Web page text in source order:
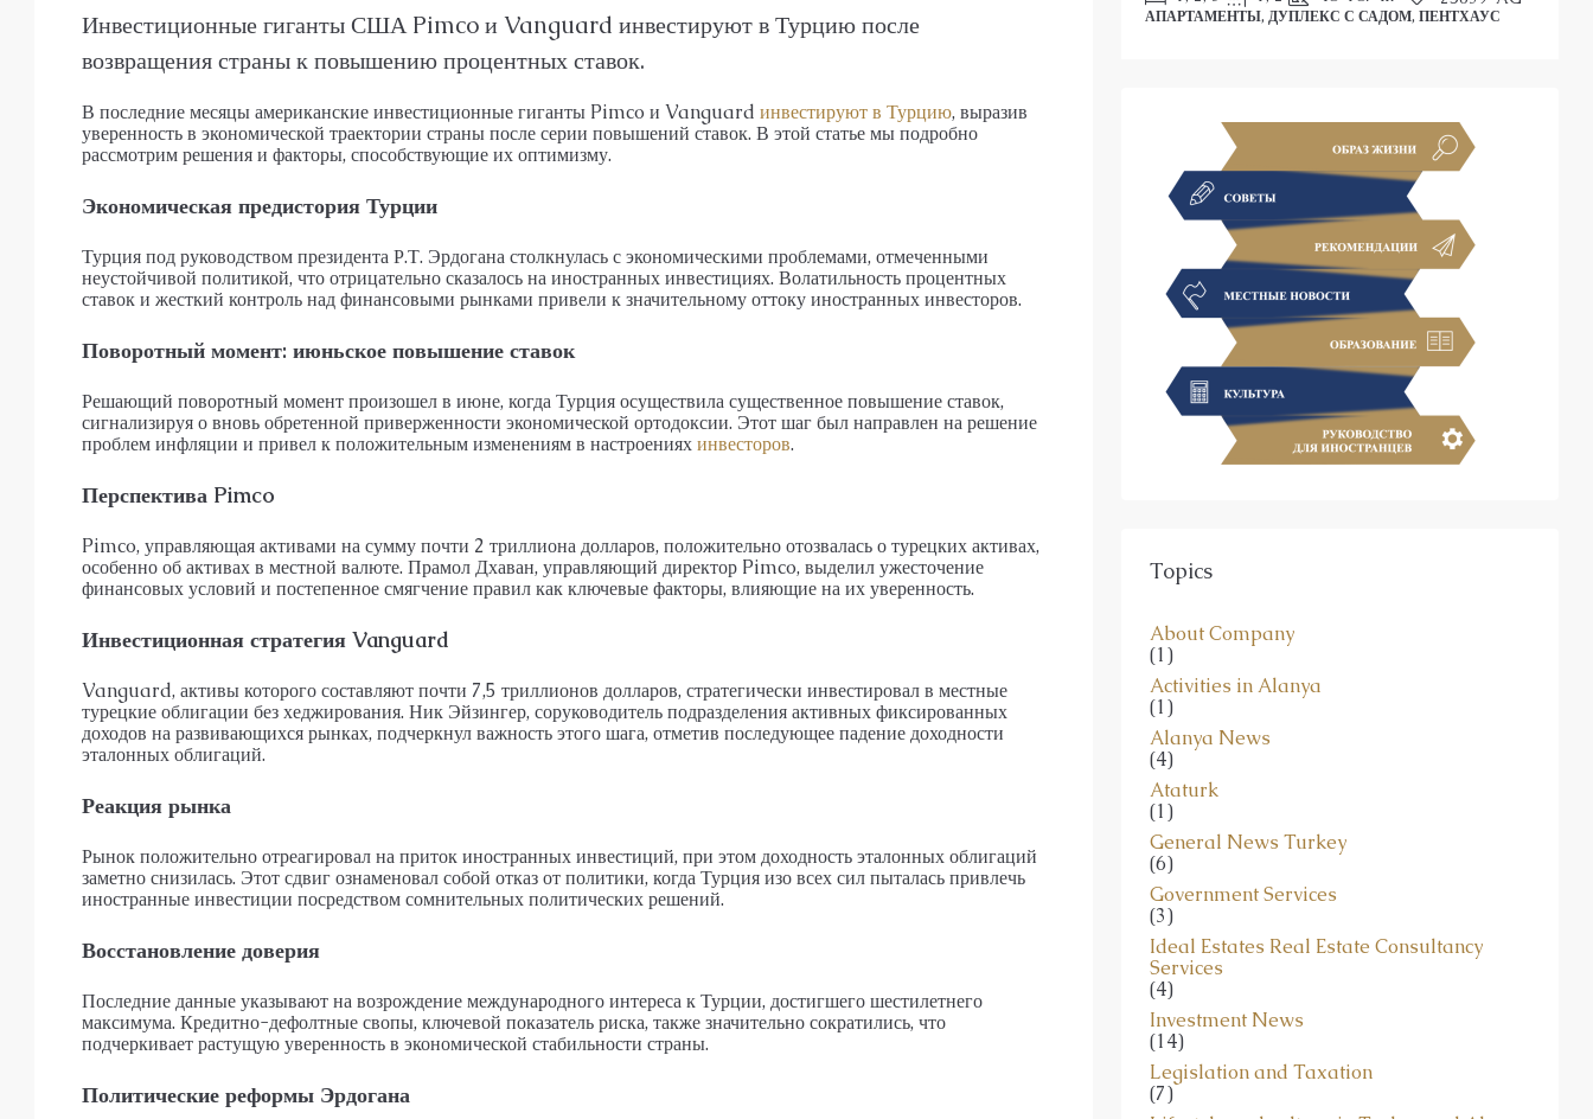
Инвестиционные гиганты США Pimco и Vanguard инвестируют в Турцию после
возвращения страны к повышению процентных ставок.
В последние месяцы американские инвестиционные гиганты Pimco и Vanguard инвестируют в Турцию, выразив
уверенность в экономической траектории страны после серии повышений ставок. В этой статье мы подробно
рассмотрим решения и факторы, способствующие их оптимизму.
Экономическая предистория Турции
Турция под руководством президента Р.Т. Эрдогана столкнулась с экономическими проблемами, отмеченными
неустойчивой политикой, что отрицательно сказалось на иностранных инвестициях. Волатильность процентных
ставок и жесткий контроль над финансовыми рынками привели к значительному оттоку иностранных инвесторов.
Поворотный момент: июньское повышение ставок
Решающий поворотный момент произошел в июне, когда Турция осуществила существенное повышение ставок,
сигнализируя о вновь обретенной приверженности экономической ортодоксии. Этот шаг был направлен на решение
проблем инфляции и привел к положительным изменениям в настроенияхинвесторов.
Перспектива Pimco
Pimco, управляющая активами на сумму почти 2 триллиона долларов, положительно отозвалась о турецких активах,
особенно об активах в местной валюте. Прамол Дхаван, управляющий директор Pimco, выделил ужесточение
финансовых условий и постепенное смягчение правил как ключевые факторы, влияющие на их уверенность.
Инвестиционная стратегия Vanguard
Vanguard, активы которого составляют почти 7,5 триллионов долларов, стратегически инвестировал в местные
турецкие облигации без хеджирования. Ник Эйзингер, соруководитель подразделения активных фиксированных
доходов на развивающихся рынках, подчеркнул важность этого шага, отметив последующее падение доходности
эталонных облигаций.
Реакция рынка
Рынок положительно отреагировал на приток иностранных инвестиций, при этом доходность эталонных облигаций
заметно снизилась. Этот сдвиг ознаменовал собой отказ от политики, когда Турция изо всех сил пыталась привлечь
иностранные инвестиции посредством сомнительных политических решений.
Восстановление доверия
Последние данные указывают на возрождение международного интереса к Турции, достигшего шестилетнего
максимума. Кредитно-дефолтные свопы, ключевой показатель риска, также значительно сократились, что
подчеркивает растущую уверенность в экономической стабильности страны.
Политические реформы Эрдогана
26026-LI
АПАРТАМЕНТЫ, ДУПЛЕКС С САДОМ, ПЕНТХАУС
АПАРТАМЕНТЫ, ДУПЛЕКС С САДОМ, ПЕНТХАУС
Topics
About Company
(1)
Activities in Alanya
(1)
Alanya News
(4)
Ataturk
(1)
General News Turkey
(6)
Government Services
(3)
Ideal Estates Real Estate Consultancy
Services
(4)
Investment News
(14)
Legislation and Taxation
(7)